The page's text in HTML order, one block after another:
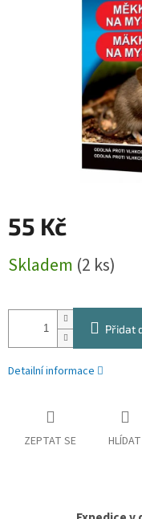
55 Kč
cena:
Skladem (2 ks)
Přidat
Detailní informace
ZEPTAT SE HLÍDAT